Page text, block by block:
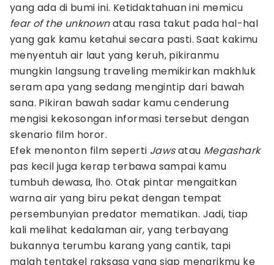
yang ada di bumi ini. Ketidaktahuan ini memicu
fear of the unknownatau rasa takut pada hal-hal
yang gak kamu ketahui secara pasti. Saat kakimu
menyentuh air laut yang keruh, pikiranmu
mungkin langsung traveling memikirkan makhluk
seram apa yang sedang mengintip dari bawah
sana. Pikiran bawah sadar kamu cenderung
mengisi kekosongan informasi tersebut dengan
skenario film horor.
Efek menonton film seperti Jawsatau Megashark
pas kecil juga kerap terbawa sampai kamu
tumbuh dewasa, lho. Otak pintar mengaitkan
warna air yang biru pekat dengan tempat
persembunyian predator mematikan. Jadi, tiap
kali melihat kedalaman air, yang terbayang
bukannya terumbu karang yang cantik, tapi
malah tentakel raksasa yang siap menarikmu ke